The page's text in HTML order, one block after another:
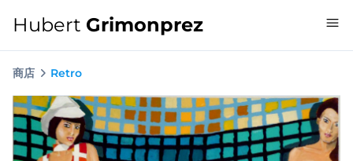
Hubert Grimonprez
商店 Retro